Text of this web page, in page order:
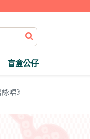
盲盒公仔
唱》